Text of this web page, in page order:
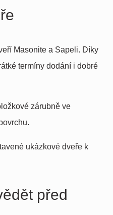
Masonite a Sapeli. Díky
termíny dodání i dobré
zárubně ve
ukázkové dveře k
před